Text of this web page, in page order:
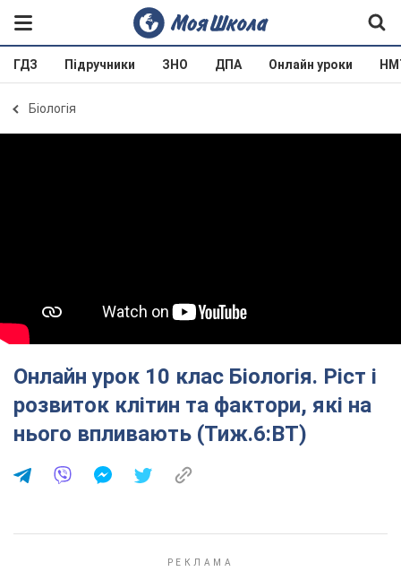
ГДЗ Підручники ЗНО ДПА Онлайн уроки
Біологія
Онлайн урок 10 клас Біологія. Ріст і
розвиток клітин та фактори, які на
нього впливають (Тиж.6:ВТ)